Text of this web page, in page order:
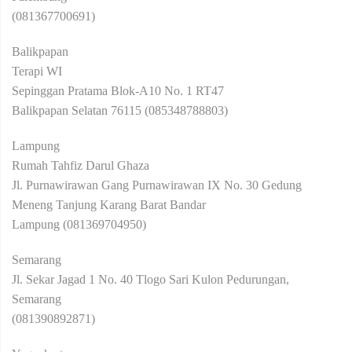
(081367700691)
Balikpapan
Terapi WI
Sepinggan Pratama Blok-A10 No. 1 RT47
Balikpapan Selatan 76115 (085348788803)
Lampung
Rumah Tahfiz Darul Ghaza
Jl. Purnawirawan Gang Purnawirawan IX No. 30 Gedung
Meneng Tanjung Karang Barat Bandar
Lampung (081369704950)
Semarang
Jl. Sekar Jagad 1 No. 40 Tlogo Sari Kulon Pedurungan,
Semarang
(081390892871)